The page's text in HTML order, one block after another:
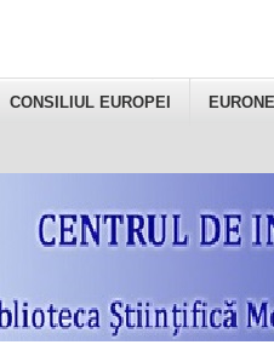
CONSILIUL EUROPEI